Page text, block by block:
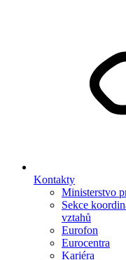
Kontakty
Ministerstvo
Sekce
vztahů
Eurofon
Eurocentra
Kariéra